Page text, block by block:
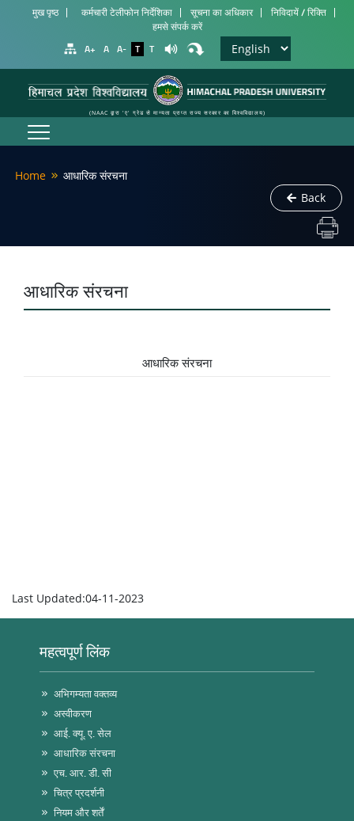
मुख पृष्ठ कर्मचारी टेलीफोन निर्देशिका सूचना का अधिकार
निविदायें / रिक्ति
हमसे संपर्क करें
A+
A A- T T
(NAAC द्वारा 'ए' ग्रेड से मान्यता प्राप्त राज्य सरकार का विश्वविद्यालय)
Home
आधारिक संरचना
Back
आधारिक संरचना
आधारिक संरचना
Last Updated:04-11-2023
महत्वपूर्ण लिंक
अभिगम्यता वक्तव्य
अस्वीकरण
आई. क्यू. ए. सेल
आधारिक संरचना
एच. आर. डी. सी
चित्र प्रदर्शनी
नियम और शर्तें